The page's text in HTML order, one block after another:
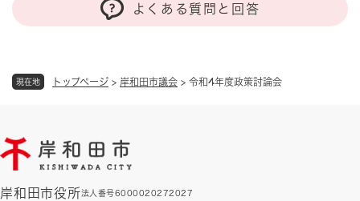
現在地 トップページ > 岸和田市議会 > 令和4年度政策討論会
よくある質問と回答
岸和田市役所法人番号6000020272027